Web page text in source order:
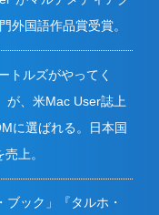
外国語作品賞受賞。
トルズがやってく
、米Mac User誌上
に選ばれる。日本国
上。
ブック」『タルホ・